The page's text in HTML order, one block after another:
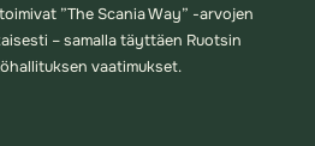
”The Scania Way” -arvojen
– samalla täyttäen Ruotsin
vaatimukset.